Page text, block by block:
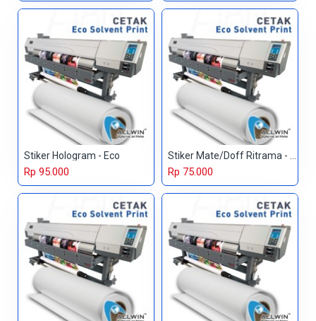
Stiker Hologram - Eco
Rp 95.000 Rp 75.000